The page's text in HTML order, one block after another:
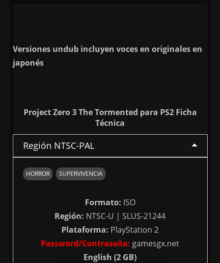
Versiones undub incluyen voces en originales en
japonés
Project Zero 3 The Tormented para PS2 Ficha
Técnica
Región NTSC-PAL
HORROR SUPERVIVENCIA
Formato: ISO
Región: NTSC-U | SLUS-21244
Plataforma: PlayStation 2
Password/Contraseña: gamesgx.net
English (2 GB)